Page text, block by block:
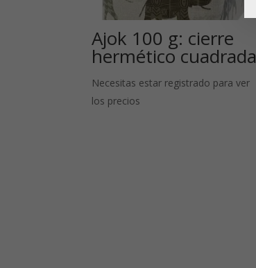
Ajok 100 g: cierre
hermético cuadrada
Necesitas estar registrado para ver
los precios